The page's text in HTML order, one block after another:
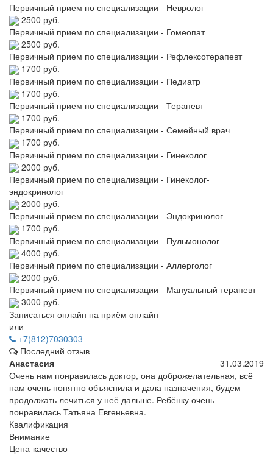
Первичный прием по специализации - Невролог
2500 руб.
Первичный прием по специализации - Гомеопат
2500 руб.
Первичный прием по специализации - Рефлексотерапевт
1700 руб.
Первичный прием по специализации - Педиатр
1700 руб.
Первичный прием по специализации - Терапевт
1700 руб.
Первичный прием по специализации - Семейный врач
1700 руб.
Первичный прием по специализации - Гинеколог
2000 руб.
Первичный прием по специализации - Гинеколог-
эндокринолог
2000 руб.
Первичный прием по специализации - Эндокринолог
1700 руб.
Первичный прием по специализации - Пульмонолог
4000 руб.
Первичный прием по специализации - Аллерголог
2000 руб.
Первичный прием по специализации - Мануальный терапевт
3000 руб.
Записаться онлайн на приём онлайн
или
+7(812)7030303
Последний отзыв
Анастасия
31.03.2019
Очень нам понравилась доктор, она доброжелательная, всё
нам очень понятно объяснила и дала назначения, будем
продолжать лечиться у неё дальше. Ребёнку очень
понравилась Татьяна Евгеньевна.
Квалификация
Внимание
Цена-качество